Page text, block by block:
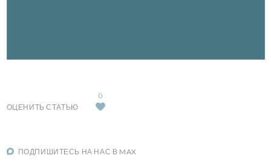
ОЦЕНИТЬ СТАТЬЮ
0
ПОДПИШИТЕСЬ НА НАС В MAX